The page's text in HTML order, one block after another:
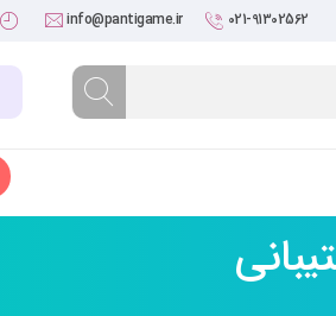
021-91302562
info@pantigame.ir